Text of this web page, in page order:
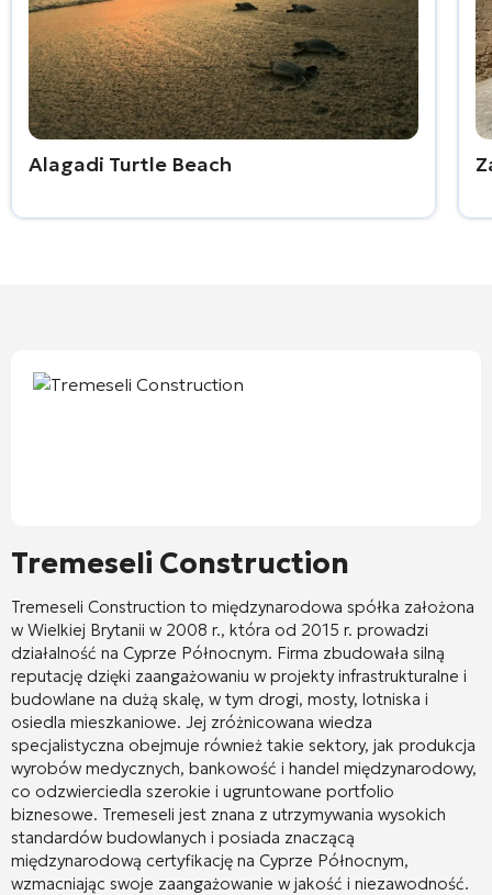
Alagadi Turtle Beach
Tremeseli Construction
Tremeseli Construction to międzynarodowa spółka założona
w Wielkiej Brytanii w 2008 r., która od 2015 r. prowadzi
działalność na Cyprze Północnym. Firma zbudowała silną
reputację dzięki zaangażowaniu w projekty infrastrukturalne i
budowlane na dużą skalę, w tym drogi, mosty, lotniska i
osiedla mieszkaniowe. Jej zróżnicowana wiedza
specjalistyczna obejmuje również takie sektory, jak produkcja
wyrobów medycznych, bankowość i handel międzynarodowy,
co odzwierciedla szerokie i ugruntowane portfolio
biznesowe. Tremeseli jest znana z utrzymywania wysokich
standardów budowlanych i posiada znaczącą
międzynarodową certyfikację na Cyprze Północnym,
wzmacniając swoje zaangażowanie w jakość i niezawodność.